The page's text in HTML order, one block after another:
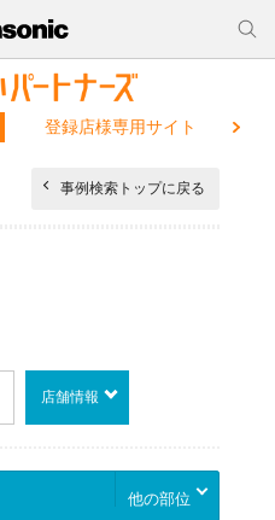
登録店様専用サイト
事例検索トップに戻る
店舗情報
他の部位